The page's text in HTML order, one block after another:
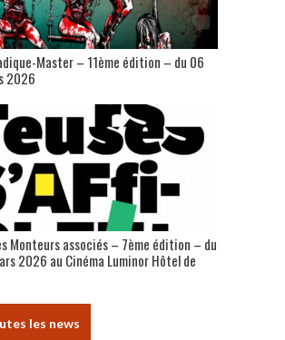
Master – 11ème édition – du 06
2026
Monteurs associés – 7ème édition – du
2026 au Cinéma Luminor Hôtel de
les news